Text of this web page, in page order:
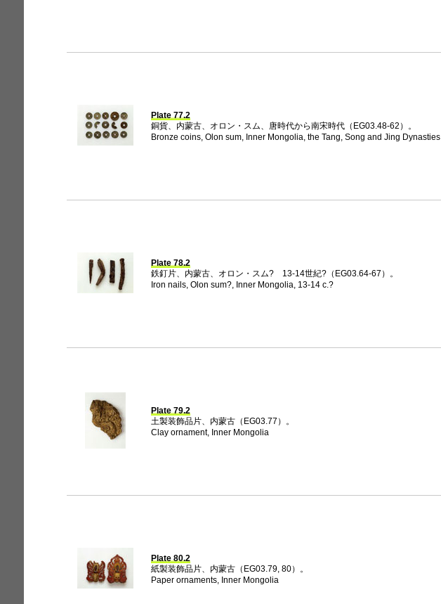
Plate 77.2
銅貨、内蒙古、オロン・スム、唐時代から南宋時代（EG03.48-62）。
Bronze coins, Olon sum, Inner Mongolia, the Tang, Song and Jing Dynasties
Plate 78.2
鉄釘片、内蒙古、オロン・スム? 13-14世紀?（EG03.64-67）。
Iron nails, Olon sum?, Inner Mongolia, 13-14 c.?
Plate 79.2
土製装飾品片、内蒙古（EG03.77）。
Clay ornament, Inner Mongolia
Plate 80.2
紙製装飾品片、内蒙古（EG03.79, 80）。
Paper ornaments, Inner Mongolia